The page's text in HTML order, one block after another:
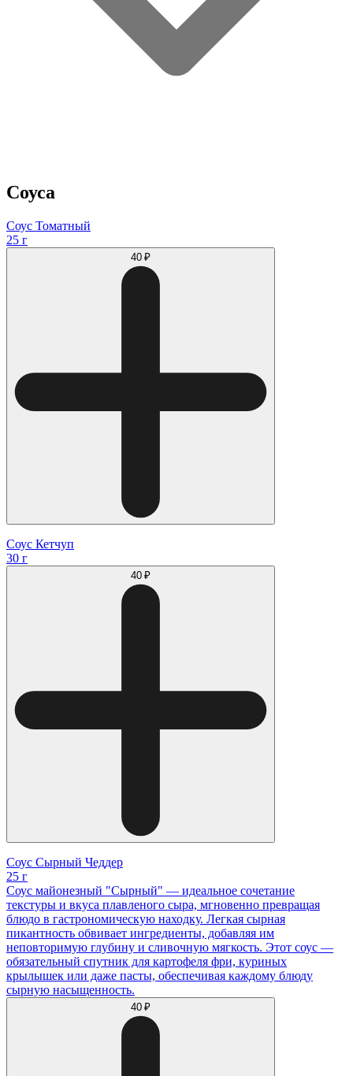
Соуса
Соус Томатный
25 г
40 ₽
Соус Кетчуп
30 г
40 ₽
Соус Сырный Чеддер
25 г
Соус майонезный "Сырный" — идеальное сочетание
текстуры и вкуса плавленого сыра, мгновенно превращая
блюдо в гастрономическую находку. Легкая сырная
пикантность обвивает ингредиенты, добавляя им
неповторимую глубину и сливочную мягкость. Этот соус —
обязательный спутник для картофеля фри, куриных
крылышек или даже пасты, обеспечивая каждому блюду
сырную насыщенность.
40 ₽